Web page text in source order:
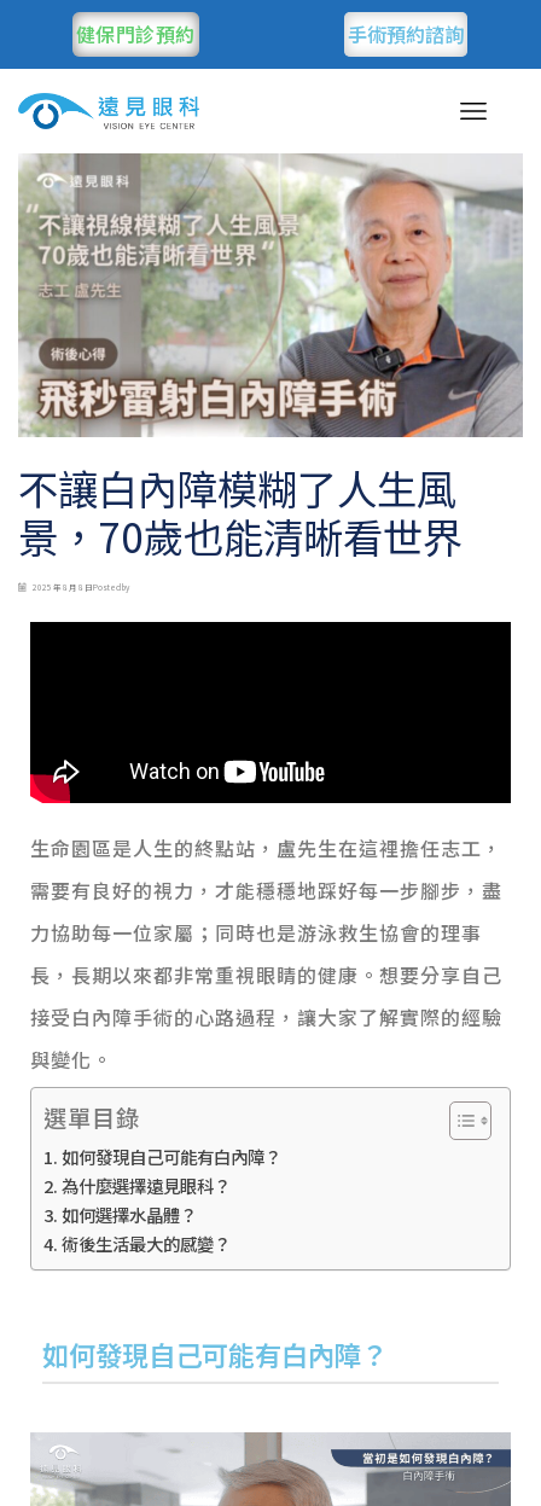
健保門診預約 手術預約諮詢
不讓白內障模糊了人生風
景，70歲也能清晰看世界
2025 年 8 月 8 日Posted by
生命園區是人生的終點站，盧先生在這裡擔任志工，
需要有良好的視力，才能穩穩地踩好每一步腳步，盡
力協助每一位家屬；同時也是游泳救生協會的理事
長，長期以來都非常重視眼睛的健康。想要分享自己
接受白內障手術的心路過程，讓大家了解實際的經驗
與變化。
選單目錄
如何發現自己可能有白內障？
為什麼選擇遠見眼科？
如何選擇水晶體？
術後生活最大的感變？
如何發現自己可能有白內障？